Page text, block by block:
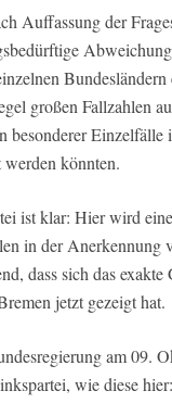
Auffassung der
großen Fallzahlen
besonderer Einzelfälle
könnten.
ist klar: Hier wird
in der Anerkennung
dass sich das
jetzt gezeigt hat.
am 09.
wie diese hier: